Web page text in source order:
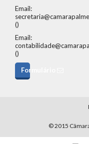
Email:
()
Email:
()
Formulário
© 2015